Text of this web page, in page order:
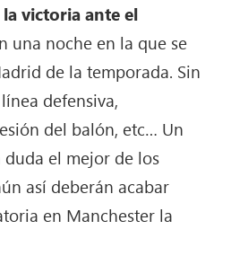
victoria ante el
una noche en la que se
de la temporada. Sin
defensiva,
del balón, etc… Un
el mejor de los
así deberán acabar
en Manchester la